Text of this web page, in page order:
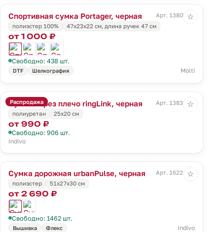
Спортивная сумка Portager, черная
Арт. 13805.30
полиэстер 100%
47х23x22 см, длина ручек 47 см
от 1 000 ₽
Свободно: 438 шт.
DTF Шелкография Molti
☆
Распродажа
Сумка через плечо ringLink, черная
Арт. 13838.30
полиуретан
25х20 см
от 990 ₽
Свободно: 906 шт.
Indivo
☆
Сумка дорожная urbanPulse, черная
Арт. 16226.30
полиэстер
51x27x30 см
от 2 690 ₽
Свободно: 1462 шт.
Вышивка Флекс Indivo
☆